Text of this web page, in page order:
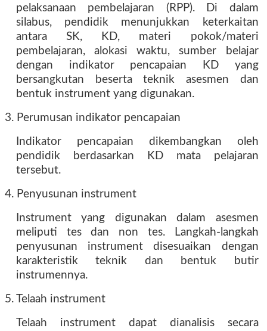
pelaksanaan pembelajaran (RPP). Di dalam
silabus, pendidik menunjukkan keterkaitan
antara SK, KD, materi pokok/materi
pembelajaran, alokasi waktu, sumber belajar
dengan indikator pencapaian KD yang
bersangkutan beserta teknik asesmen dan
bentuk instrument yang digunakan.
3. Perumusan indikator pencapaian
Indikator pencapaian dikembangkan oleh
pendidik berdasarkan KD mata pelajaran
tersebut.
4. Penyusunan instrument
Instrument yang digunakan dalam asesmen
meliputi tes dan non tes. Langkah-langkah
penyusunan instrument disesuaikan dengan
karakteristik teknik dan bentuk butir
instrumennya.
5. Telaah instrument
Telaah instrument dapat dianalisis secara